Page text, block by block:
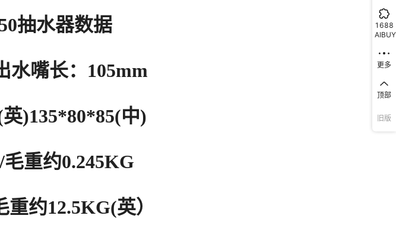
1688
AIBUY
更多
顶部
旧版